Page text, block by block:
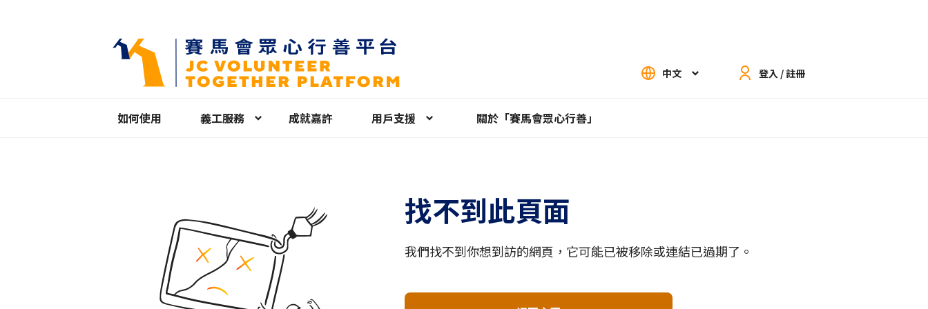
中文 登入 / 註冊
如何使用 義工服務 成就嘉許 用戶支援 關於「賽馬會眾心行善」
找不到此頁面
我們找不到你想到訪的網頁，它可能已被移除或連結已過期了。